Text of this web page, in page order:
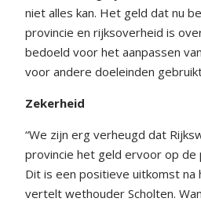
niet alles kan. Het geld dat nu
provincie en rijksoverheid is
bedoeld voor het aanpassen
voor andere doeleinden
Zekerheid
“We zijn erg verheugd dat
provincie het geld ervoor op de
Dit is een positieve uitkomst na
vertelt wethouder Scholten.